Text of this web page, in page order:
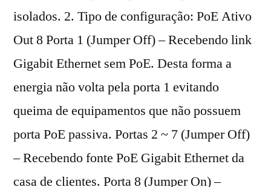
isolados. 2. Tipo de configuração: PoE Ativo
Out 8 Porta 1 (Jumper Off) – Recebendo link
Gigabit Ethernet sem PoE. Desta forma a
energia não volta pela porta 1 evitando
queima de equipamentos que não possuem
porta PoE passiva. Portas 2 ~ 7 (Jumper Off)
– Recebendo fonte PoE Gigabit Ethernet da
casa de clientes. Porta 8 (Jumper On) –